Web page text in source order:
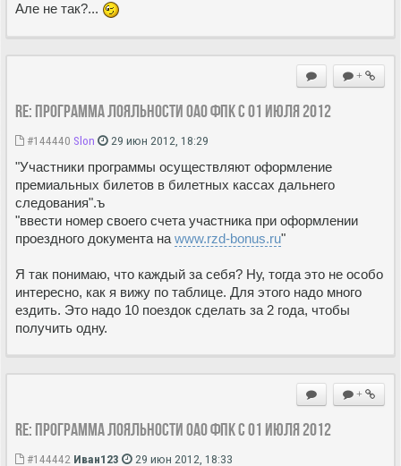
Але не так?...
+
Re: Программа лояльности ОАО ФПК с 01 июля 2012
#144440 Slon 29 июн 2012, 18:29
"Участники программы осуществляют оформление
премиальных билетов в билетных кассах дальнего
следования".ъ
"ввести номер своего счета участника при оформлении
проездного документа на www.rzd-bonus.ru"
Я так понимаю, что каждый за себя? Ну, тогда это не особо
интересно, как я вижу по таблице. Для этого надо много
ездить. Это надо 10 поездок сделать за 2 года, чтобы
получить одну.
+
Re: Программа лояльности ОАО ФПК с 01 июля 2012
#144442 Иван123 29 июн 2012, 18:33